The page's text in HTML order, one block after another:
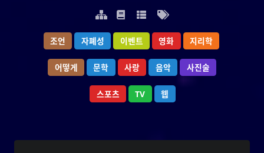
조언 자폐성 이벤트 영화 지리학
어떻게 문학 사랑 음악 사진술
스포츠 TV 웹
조언
자폐성
이벤트
영화
지리학
어떻게
문학
사랑
음악
사진술
스포츠
TV
웹